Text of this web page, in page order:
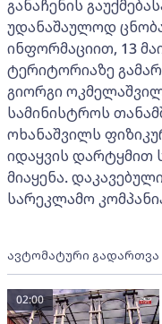
განაჩენის
უდანაშაულოდ
ინფორმაციით, 13
ტერიტორიაზე
გიორგი
სამინისტროს
ოხანაშვილს
იდაყვის დარტყმით
მიაყენა.
სარეკლამო
ავტომატური გადართვა
02:00